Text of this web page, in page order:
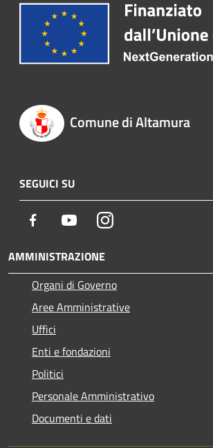
Comune di Altamura
SEGUICI SU
Facebook YoutubeInstagram
AMMINISTRAZIONE
Organi di Governo
Aree Amministrative
Uffici
Enti e fondazioni
Politici
Personale Amministrativo
Documenti e dati